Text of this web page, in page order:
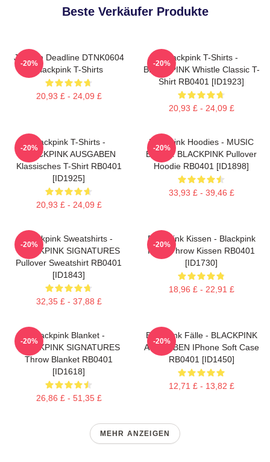
Beste Verkäufer Produkte
Jisoo In Deadline DTNK0604
Blackpink T-Shirts
20,93 £ - 24,09 £
-20%
Blackpink T-Shirts -
BLACKPINK Whistle Classic T-
Shirt RB0401 [ID1923]
20,93 £ - 24,09 £
-20%
Blackpink T-Shirts -
BLACKPINK AUSGABEN
Klassisches T-Shirt RB0401
[ID1925]
20,93 £ - 24,09 £
-20%
Blackpink Hoodies - MUSIC
BLINK:: BLACKPINK Pullover
Hoodie RB0401 [ID1898]
33,93 £ - 39,46 £
-20%
Blackpink Sweatshirts -
BLACKPINK SIGNATURES
Pullover Sweatshirt RB0401
[ID1843]
32,35 £ - 37,88 £
-20%
Blackpink Kissen - Blackpink
Rosé Throw Kissen RB0401
[ID1730]
18,96 £ - 22,91 £
-20%
Blackpink Blanket -
BLACKPINK SIGNATURES
Throw Blanket RB0401
[ID1618]
26,86 £ - 51,35 £
-20%
Blackpink Fälle - BLACKPINK
AUSGABEN IPhone Soft Case
RB0401 [ID1450]
12,71 £ - 13,82 £
-20%
MEHR ANZEIGEN